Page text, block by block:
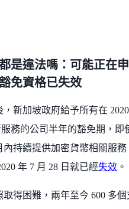
是違法嗎：可能正在
免資格已失效
新加坡政府給予所有在
務的公司半年的豁免期，即
持續提供加密貨幣相關服務
年 7 月 28 日就已經失效 。
取得困難，兩年至今 600 多個